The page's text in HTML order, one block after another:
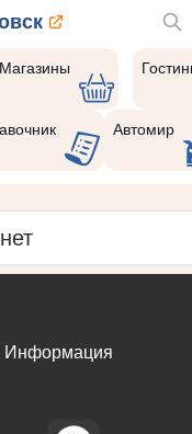
Магазины
Автомир
Информация